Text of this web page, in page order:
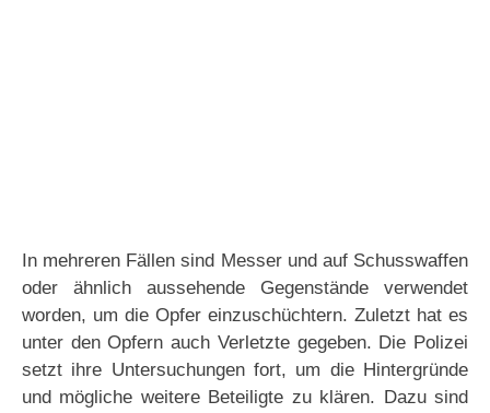
In mehreren Fällen sind Messer und auf Schusswaffen
oder ähnlich aussehende Gegenstände verwendet
worden, um die Opfer einzuschüchtern. Zuletzt hat es
unter den Opfern auch Verletzte gegeben. Die Polizei
setzt ihre Untersuchungen fort, um die Hintergründe
und mögliche weitere Beteiligte zu klären. Dazu sind